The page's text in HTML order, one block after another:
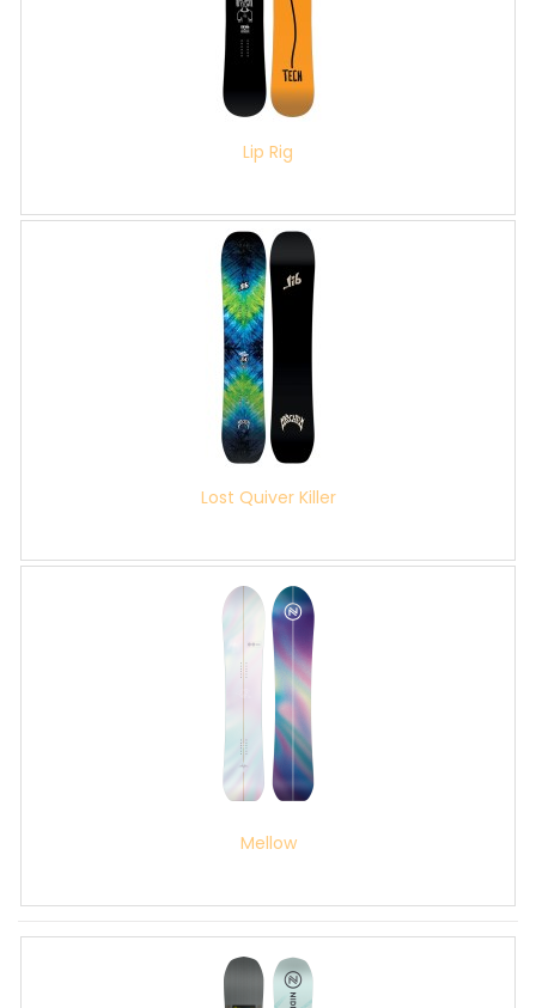
Lip Rig
Lost Quiver Killer
Mellow